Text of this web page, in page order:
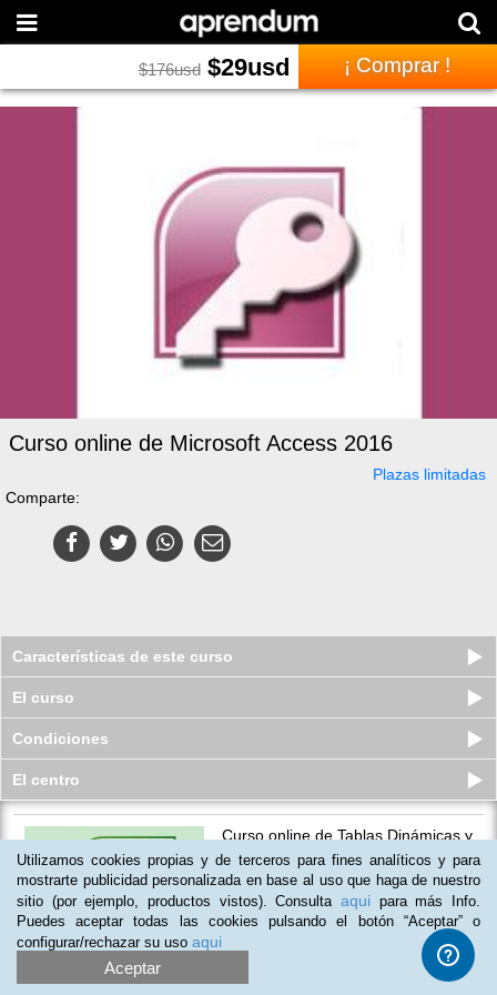
$176usd $29usd ¡ Comprar !
Curso online de Microsoft Access 2016
Plazas limitadas
Comparte:
Características de este curso
El curso
Condiciones
El centro
Curso online de Tablas Dinámicas y
Análisis de Datos en Excel
Plazas agotadas
151 $49usd
Utilizamos cookies propias y de terceros para fines analíticos y para
mostrarte publicidad personalizada en base al uso que haga de nuestro
sitio (por ejemplo, productos vistos). Consulta aqui para más Info.
Puedes aceptar todas las cookies pulsando el botón “Aceptar” o
configurar/rechazar su uso aqui
Aceptar